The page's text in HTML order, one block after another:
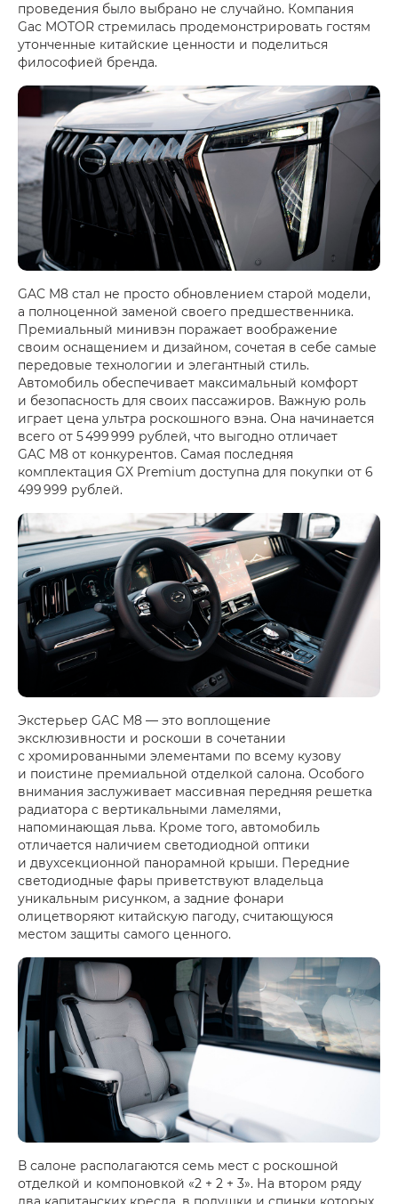
проведения было выбрано не случайно. Компания
Gac MOTOR стремилась продемонстрировать гостям
утонченные китайские ценности и поделиться
философией бренда.
GAC M8 стал не просто обновлением старой модели,
а полноценной заменой своего предшественника.
Премиальный минивэн поражает воображение
своим оснащением и дизайном, сочетая в себе самые
передовые технологии и элегантный стиль.
Автомобиль обеспечивает максимальный комфорт
и безопасность для своих пассажиров. Важную роль
играет цена ультра роскошного вэна. Она начинается
всего от 5 499 999 рублей, что выгодно отличает
GAC M8 от конкурентов. Самая последняя
комплектация GX Premium доступна для покупки от 6
499 999 рублей.
Экстерьер GAC M8 — это воплощение
эксклюзивности и роскоши в сочетании
с хромированными элементами по всему кузову
и поистине премиальной отделкой салона. Особого
внимания заслуживает массивная передняя решетка
радиатора с вертикальными ламелями,
напоминающая льва. Кроме того, автомобиль
отличается наличием светодиодной оптики
и двухсекционной панорамной крыши. Передние
светодиодные фары приветствуют владельца
уникальным рисунком, а задние фонари
олицетворяют китайскую пагоду, считающуюся
местом защиты самого ценного.
В салоне располагаются семь мест с роскошной
отделкой и компоновкой «2 + 2 + 3». На втором ряду